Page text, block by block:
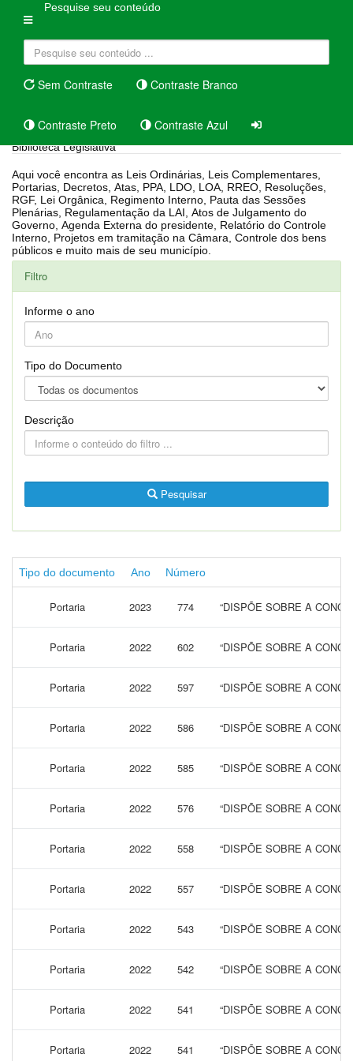
Pesquise seu conteúdo
Sem Contraste Contraste Branco
Contraste Preto Contraste Azul
Biblioteca Legislativa
Aqui você encontra as Leis Ordinárias, Leis Complementares,
Portarias, Decretos, Atas, PPA, LDO, LOA, RREO, Resoluções,
RGF, Lei Orgânica, Regimento Interno, Pauta das Sessões
Plenárias, Regulamentação da LAI, Atos de Julgamento do
Governo, Agenda Externa do presidente, Relatório do Controle
Interno, Projetos em tramitação na Câmara, Controle dos bens
públicos e muito mais de seu município.
Filtro
Informe o ano
Tipo do Documento
Descrição
Pesquisar
Tipo do documento Ano Número
Portaria 2023 774 “DISPÕE SOBRE A
Portaria 2022 602 “DISPÕE SOBRE A
Portaria 2022 597 “DISPÕE SOBRE A
Portaria 2022 586 “DISPÕE SOBRE A
Portaria 2022 585 “DISPÕE SOBRE A
Portaria 2022 576 “DISPÕE SOBRE A
Portaria 2022 558 “DISPÕE SOBRE A
Portaria 2022 557 “DISPÕE SOBRE A
Portaria 2022 543 “DISPÕE SOBRE A
Portaria 2022 542 “DISPÕE SOBRE A
Portaria 2022 541 “DISPÕE SOBRE A
Portaria 2022 541 “DISPÕE SOBRE A